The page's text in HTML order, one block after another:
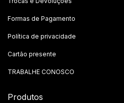
Formas de Pagamento
Política de privacidade
Cartão presente
TRABALHE CONOSCO
Produtos